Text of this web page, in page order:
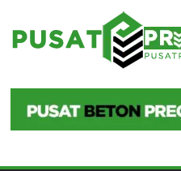
content
Pusat
Precast